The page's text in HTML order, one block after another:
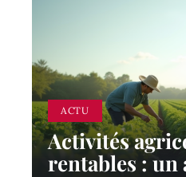
ACTU
Activités
rentables : un